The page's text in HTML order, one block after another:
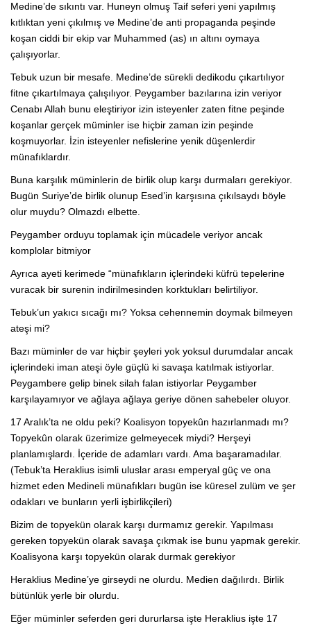
Medine’de sıkıntı var. Huneyn olmuş Taif seferi yeni yapılmış
kıtlıktan yeni çıkılmış ve Medine’de anti propaganda peşinde
koşan ciddi bir ekip var Muhammed (as) ın altını oymaya
çalışıyorlar.
Tebuk uzun bir mesafe. Medine’de sürekli dedikodu çıkartılıyor
fitne çıkartılmaya çalışılıyor. Peygamber bazılarına izin veriyor
Cenabı Allah bunu eleştiriyor izin isteyenler zaten fitne peşinde
koşanlar gerçek müminler ise hiçbir zaman izin peşinde
koşmuyorlar. İzin isteyenler nefislerine yenik düşenlerdir
münafıklardır.
Buna karşılık müminlerin de birlik olup karşı durmaları gerekiyor.
Bugün Suriye’de birlik olunup Esed’in karşısına çıkılsaydı böyle
olur muydu? Olmazdı elbette.
Peygamber orduyu toplamak için mücadele veriyor ancak
komplolar bitmiyor
Ayrıca ayeti kerimede “münafıkların içlerindeki küfrü tepelerine
vuracak bir surenin indirilmesinden korktukları belirtiliyor.
Tebuk’un yakıcı sıcağı mı? Yoksa cehennemin doymak bilmeyen
ateşi mi?
Bazı müminler de var hiçbir şeyleri yok yoksul durumdalar ancak
içlerindeki iman ateşi öyle güçlü ki savaşa katılmak istiyorlar.
Peygambere gelip binek silah falan istiyorlar Peygamber
karşılayamıyor ve ağlaya ağlaya geriye dönen sahebeler oluyor.
17 Aralık’ta ne oldu peki? Koalisyon topyekûn hazırlanmadı mı?
Topyekûn olarak üzerimize gelmeyecek miydi? Herşeyi
planlamışlardı. İçeride de adamları vardı. Ama başaramadılar.
(Tebuk’ta Heraklius isimli uluslar arası emperyal güç ve ona
hizmet eden Medineli münafıkları bugün ise küresel zulüm ve şer
odakları ve bunların yerli işbirlikçileri)
Bizim de topyekün olarak karşı durmamız gerekir. Yapılması
gereken topyekün olarak savaşa çıkmak ise bunu yapmak gerekir.
Koalisyona karşı topyekün olarak durmak gerekiyor
Heraklius Medine’ye girseydi ne olurdu. Medien dağılırdı. Birlik
bütünlük yerle bir olurdu.
Eğer müminler seferden geri dururlarsa işte Heraklius işte 17